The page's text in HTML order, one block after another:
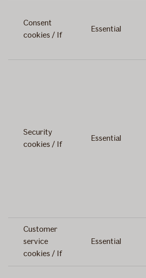
Consent
cookies / If
Essential
Security
cookies / If
Essential
Customer
service
cookies / If
Essential